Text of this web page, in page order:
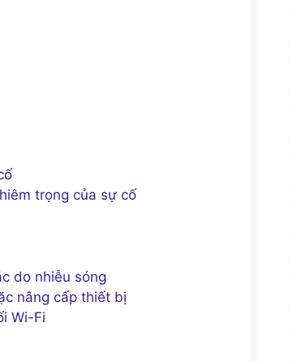
trọng của sự cố
do nhiễu sóng
nâng cấp thiết bị
Wi-Fi